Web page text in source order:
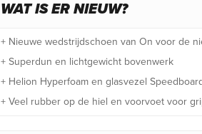
WAT IS ER NIEUW?
+ Nieuwe wedstrijdschoen van On voor de
+ Superdun en lichtgewicht bovenwerk
+ Helion Hyperfoam en glasvezel
+ Veel rubber op de hiel en voorvoet voor